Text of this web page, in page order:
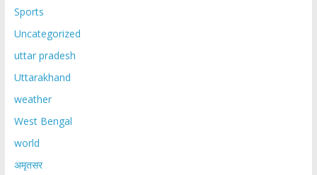
Sports
Uncategorized
uttar pradesh
Uttarakhand
weather
West Bengal
world
अमृतसर